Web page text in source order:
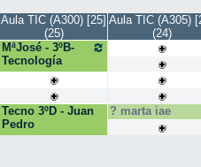
Aula TIC (A300) [25]
(25)
Aula TIC (A305)
(24)
MªJosé - 3ºB-
Tecnología
Tecno 3ºD - Juan
Pedro
marta iae